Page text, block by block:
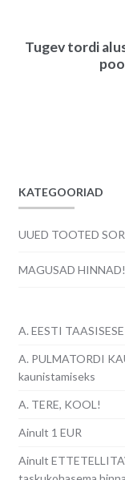
Tugev tordi
KATEGOORIAD
UUED TOOTED
MAGUSAD
A. EESTI
A. PULMATORDI
kaunistamiseks
A. TERE, KOOL!
Ainult 1 EUR
Ainult